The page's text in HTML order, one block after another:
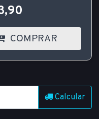
COMPRAR
Calcular